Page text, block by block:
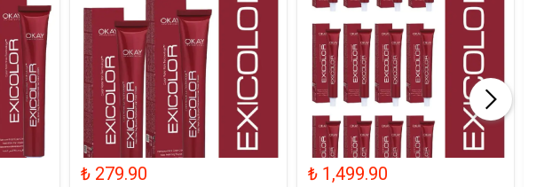
₺ 279.90 ₺ 1,499.90